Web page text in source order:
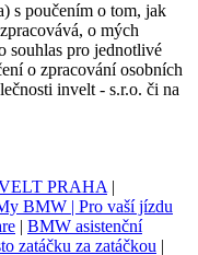
s poučením o tom, jak
o mých
souhlas pro jednotlivé
o zpracování osobních
invelt - s.r.o. či na
PRAHA |
BMW | Pro vaší jízdu
| BMW asistenční
zatáčku za zatáčkou |